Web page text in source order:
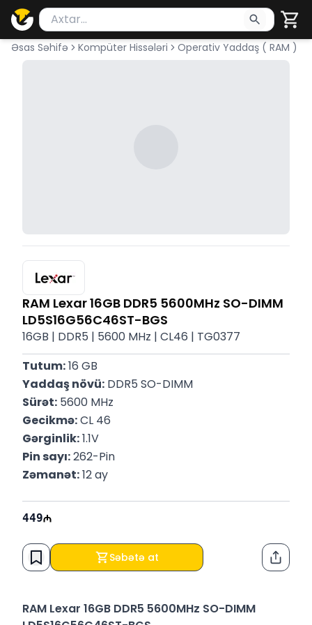
Məhsul axtar
Axtarış üçün ən azı 2 simvol yazın. Göndərmək
Əsas Səhifə Kompüter Hissələri Operativ Yaddaş ( RAM )
RAM Lexar 16GB DDR5 5600MHz SO-DIMM
LD5S16G56C46ST-BGS
16GB | DDR5 | 5600 MHz | CL46 | TG0377
Tutum: 16 GB
Yaddaş növü: DDR5 SO-DIMM
Sürət: 5600 MHz
Gecikmə: CL 46
Gərginlik: 1.1V
Pin sayı: 262-Pin
Zəmanət: 12 ay
449
Səbətə at
RAM Lexar 16GB DDR5 5600MHz SO-DIMM